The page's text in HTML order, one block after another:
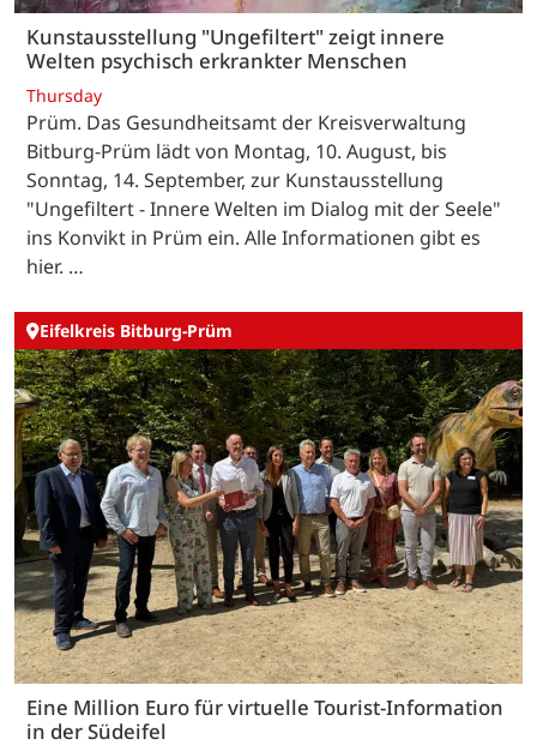
Kunstausstellung "Ungefiltert" zeigt innere
Welten psychisch erkrankter Menschen
Thursday
Prüm. Das Gesundheitsamt der Kreisverwaltung
Bitburg-Prüm lädt von Montag, 10. August, bis
Sonntag, 14. September, zur Kunstausstellung
"Ungefiltert - Innere Welten im Dialog mit der Seele"
ins Konvikt in Prüm ein. Alle Informationen gibt es
hier. …
Eifelkreis Bitburg-Prüm
Eine Million Euro für virtuelle Tourist-Information
in der Südeifel